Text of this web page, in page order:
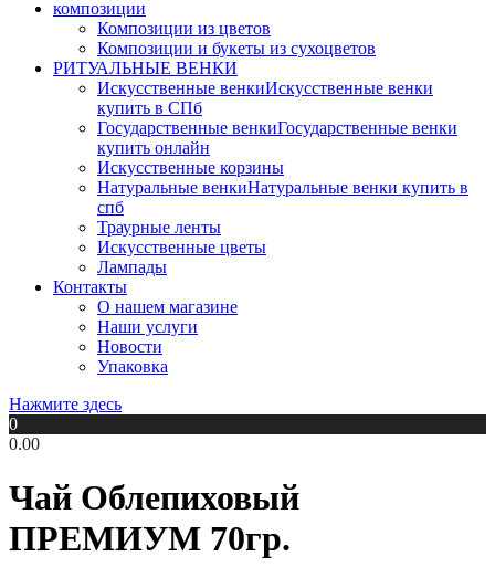
композиции
Композиции из цветов
Композиции и букеты из сухоцветов
РИТУАЛЬНЫЕ ВЕНКИ
Искусственные венкиИскусственные венки
купить в СПб
Государственные венкиГосударственные венки
купить онлайн
Искусственные корзины
Натуральные венкиНатуральные венки купить в
спб
Траурные ленты
Искусственные цветы
Лампады
Контакты
О нашем магазине
Наши услуги
Новости
Упаковка
Нажмите здесь
0
0.00
Чай Облепиховый
ПРЕМИУМ 70гр.